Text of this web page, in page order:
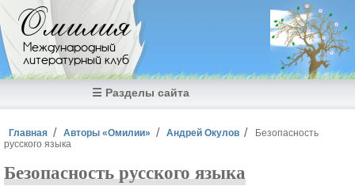
Перейти к основному содержанию
Омилия
Международный
литературный клуб
☰ Разделы сайта
Вы здесь
Главная Авторы «Омилии» Андрей Окулов
Безопасность
русского языка
Безопасность русского языка